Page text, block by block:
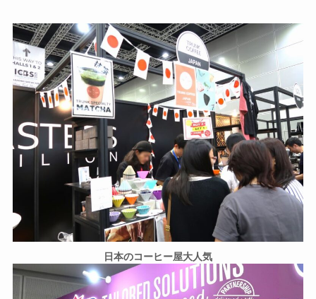
日本のコーヒー屋大人気